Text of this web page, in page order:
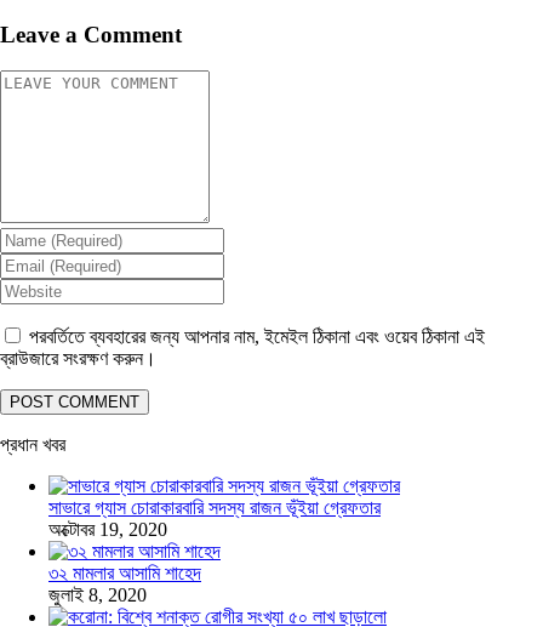
Leave a Comment
পরবর্তিতে ব্যবহারের জন্য আপনার নাম, ইমেইল ঠিকানা এবং ওয়েব ঠিকানা এই
ব্রাউজারে সংরক্ষণ করুন।
প্রধান খবর
সাভারে গ্যাস চোরাকারবারি সদস্য রাজন ভূঁইয়া গ্রেফতার
অক্টোবর 19, 2020
৩২ মামলার আসামি শাহেদ
জুলাই 8, 2020